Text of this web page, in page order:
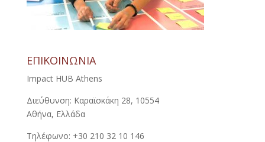
ΕΠΙΚΟΙΝΩΝΙΑ
Impact HUB Athens
Διεύθυνση: Καραϊσκάκη 28, 10554
Αθήνα, Ελλάδα
Τηλέφωνο: +30 210 32 10 146